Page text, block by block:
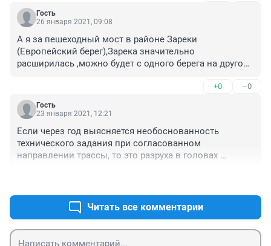
Гость
26 января 2021, 09:08
А я за пешеходный мост в районе Зареки
(Европейский берег),Зарека значительно
расширилась ,можно будет с одного берега на другой
предусмотрены.Пешком ходить полезно.Удобно и в
вечернее время,после 22 ч с общественным
+0 –0
Гость
23 января 2021, 12:21
Если через год выясняется необоснованность
технического задания при согласованном
направлении трассы, то это разруха в головах
Читать все комментарии